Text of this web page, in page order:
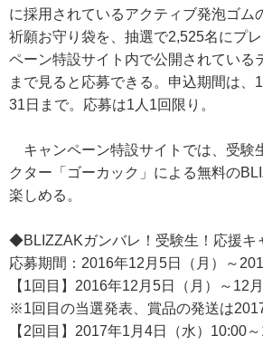
に採用されているアクティブ発泡ゴム
祈願お守り袋を、抽選で2,525名にプ
ペーン特設サイト内で公開されている
まで見ると応募できる。申込期間は、
31日まで。応募は1人1回限り。
キャンペーン特設サイトでは、受験
クター「ゴーカック」による無料の
楽しめる。
◆BLIZZAKガンバレ！受験生！応援キ
応募期間：2016年12月5日（月）～
【1回目】2016年12月5日（月）～12
※1回目の当選発表、賞品の発送は
【2回目】2017年1月4日（水）10:00